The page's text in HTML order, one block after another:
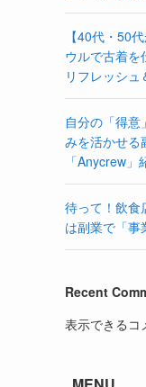
【40代・50
ウルで古着を
リフレッシュ
自分の「得
みを活かせる
「Anycrew」
待って！飲食
は副業で「事
Recent
表示できるコ